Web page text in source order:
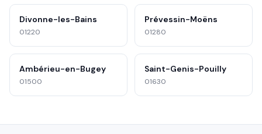
Divonne-les-Bains
01220
Prévessin-Moëns
01280
Ambérieu-en-Bugey
01500
Saint-Genis-Pouilly
01630